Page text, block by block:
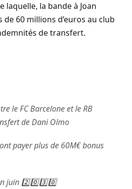
laquelle, la bande à Joan
60 millions d’euros au club
de transfert.
le FC Barcelone et le RB
de Dani Olmo
payer plus de 60M€ bonus
juin 2️⃣0️⃣3️⃣0️⃣